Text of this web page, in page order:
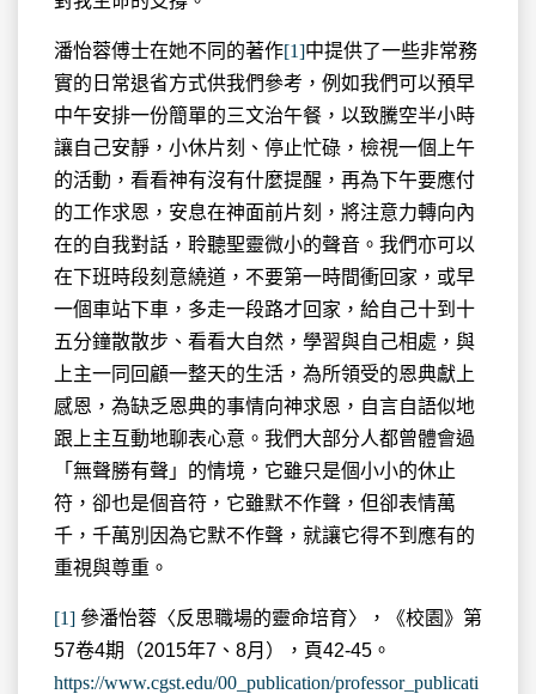
潘怡蓉傅士在她不同的著作[1]中提供了一些非常務
實的日常退省方式供我們參考，例如我們可以預早
中午安排一份簡單的三文治午餐，以致騰空半小時
讓自己安靜，小休片刻、停止忙碌，檢視一個上午
的活動，看看神有沒有什麼提醒，再為下午要應付
的工作求恩，安息在神面前片刻，將注意力轉向內
在的自我對話，聆聽聖靈微小的聲音。我們亦可以
在下班時段刻意繞道，不要第一時間衝回家，或早
一個車站下車，多走一段路才回家，給自己十到十
五分鐘散散步、看看大自然，學習與自己相處，與
上主一同回顧一整天的生活，為所領受的恩典獻上
感恩，為缺乏恩典的事情向神求恩，自言自語似地
跟上主互動地聊表心意。我們大部分人都曾體會過
「無聲勝有聲」的情境，它雖只是個小小的休止
符，卻也是個音符，它雖默不作聲，但卻表情萬
千，千萬別因為它默不作聲，就讓它得不到應有的
重視與尊重。
[1] 參潘怡蓉〈反思職場的靈命培育〉，《校園》第
57卷4期（2015年7、8月），頁42-45。
https://www.cgst.edu/00_publication/professor_publicati